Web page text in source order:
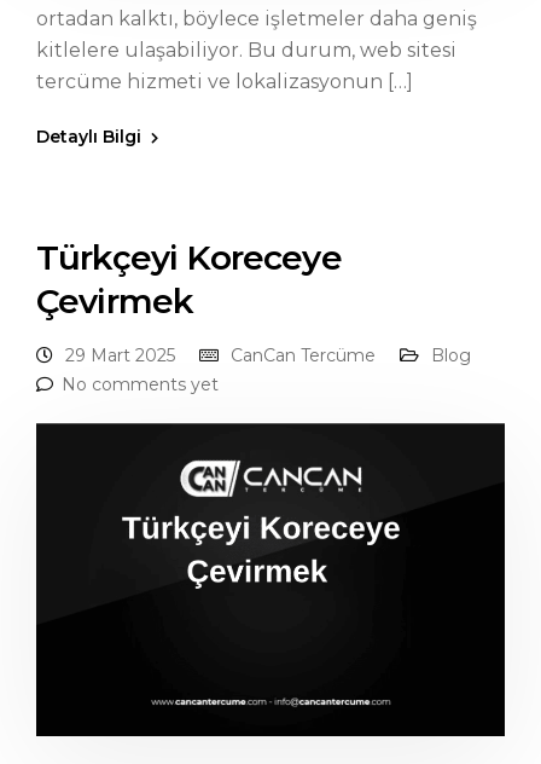
ortadan kalktı, böylece işletmeler daha geniş
kitlelere ulaşabiliyor. Bu durum, web sitesi
tercüme hizmeti ve lokalizasyonun […]
Detaylı Bilgi
Türkçeyi Koreceye
Çevirmek
29 Mart 2025 CanCan Tercüme
Blog
No comments yet